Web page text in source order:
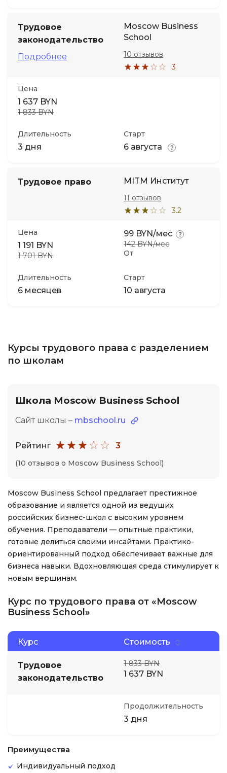
Трудовое
законодательство
Подробнее
Moscow Business
School
3
10 отзывов
Цена
1 637 BYN
1 833 BYN
Длительность
3 дня
Старт
6 августа
Трудовое право MITM Институт
3.2
11 отзывов
Цена
1 191 BYN
1 701 BYN От
99 BYN/мес
142 BYN/мес
Длительность
6 месяцев
Старт
10 августа
Курсы трудового права с разделением
по школам
Школа Moscow Business School
Сайт школы – mbschool.ru
Рейтинг 3
(10 отзывов о Moscow Business School)
Moscow Business School предлагает престижное
образование и является одной из ведущих
российских бизнес-школ с высоким уровнем
обучения. Преподаватели — опытные практики,
готовые делиться своими инсайтами. Практико-
ориентированный подход обеспечивает важные для
бизнеса навыки. Вдохновляющая среда стимулирует к
новым вершинам.
Курс по трудового права от «Moscow
Business School»
Курс Стоимость
Трудовое
законодательство
1 833 BYN
1 637 BYN
Продолжительность
3 дня
Преимущества
Индивидуальный подход